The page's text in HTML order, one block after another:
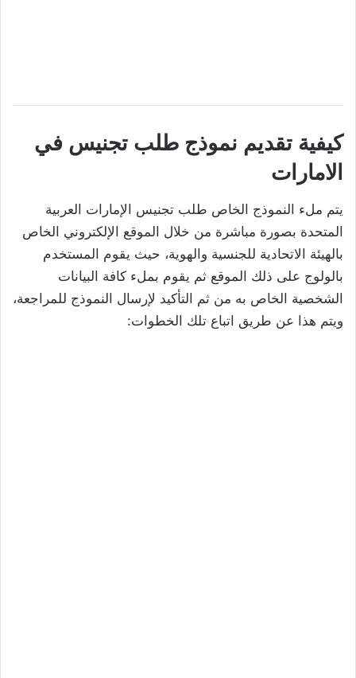
كيفية تقديم نموذج طلب تجنيس في
الامارات
يتم ملء النموذج الخاص طلب تجنيس الإمارات العربية
المتحدة بصورة مباشرة من خلال الموقع الإلكتروني الخاص
بالهيئة الاتحادية للجنسية والهوية، حيث يقوم المستخدم
بالولوج على ذلك الموقع ثم يقوم بملء كافة البيانات
الشخصية الخاص به من ثم التأكيد لإرسال النموذج للمراجعة،
ويتم هذا عن طريق اتباع تلك الخطوات: